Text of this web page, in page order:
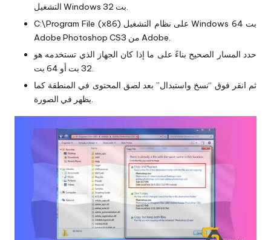
التشغيل Windows 32 بت.
C:\Program File (x86) على نظام التشغيل Windows 64 بت
Adobe Photoshop CS3 من Adobe.
حدد المسار الصحيح بناءً على ما إذا كان الجهاز الذي تستخدمه هو
32 بت أو 64 بت.
ثم انقر فوق “نسخ واستبدال” بعد لصق المحتوى في المنطقة كما
يظهر في الصورة.